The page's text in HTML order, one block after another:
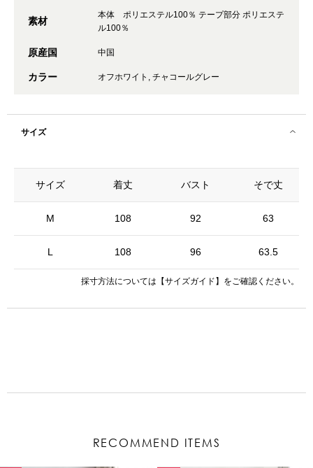
素材
本体 ポリエステル100％ テープ部分 ポリエステ
ル100％
原産国 中国
カラー オフホワイト, チャコールグレー
サイズ
サイズ
M
L
着丈 バスト そで丈
108 92 63
108 96 63.5
採寸方法については 【サイズガイド】 をご確認ください。
RECOMMEND ITEMS